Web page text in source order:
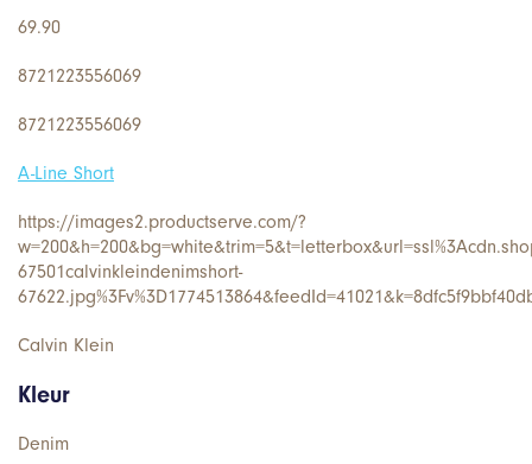
69.90
8721223556069
8721223556069
A-Line Short
https://images2.productserve.com/?
67501calvinkleindenimshort-
Calvin Klein
Kleur
Denim